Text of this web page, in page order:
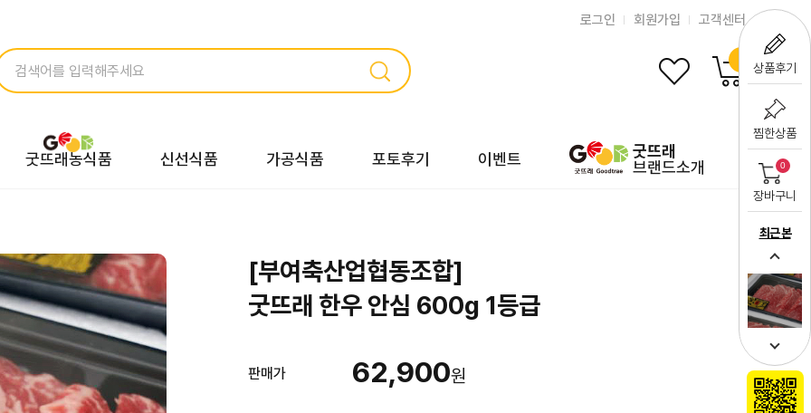
상품후기
찜한상품
0
장바구니
최근 본
로그인 회원가입 고객센터
굿뜨래농식품 신선식품 가공식품 포토후기 이벤트
굿뜨래
브랜드소개
[부여축산업협동조합]
굿뜨래 한우 안심 600g 1등급
판매가 62,900원